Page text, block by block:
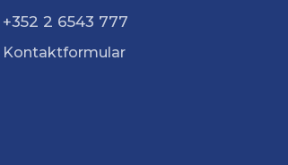
+352 2 6543 777
Kontaktformular